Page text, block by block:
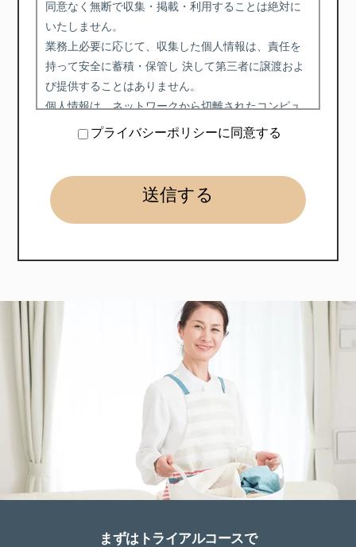
同意なく無断で収集・掲載・利用することは絶対に
いたしません。
業務上必要に応じて、収集した個人情報は、責任を
持って安全に蓄積・保管し 決して第三者に譲渡およ
び提供することはありません。
個人情報は、ネットワークから切離されたコンピュ
ータで管理しています。 したがって、不正なアクセ
アールメイドは、お客さまの個人情報を取扱うにあ
アールメイドがお客さまの個人情報を取得する利用
目的は次のとおりです。 ここに定めのない目的で取
に、あらかじめ利用目的を明示して行います。
プライバシーポリシーに同意する
まずはトライアルコースで